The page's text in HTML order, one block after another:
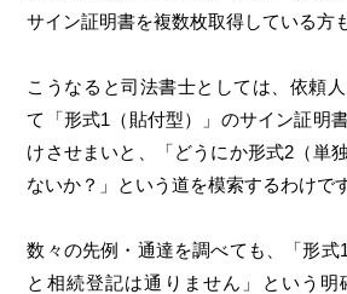
サイン証明書を複数枚取得している方
こうなると司法書士としては、依頼
て「形式1（貼付型）」のサイン証明
けさせまいと、「どうにか形式2（単
ないか？」という道を模索するわけで
数々の先例・通達を調べても、「形式
と相続登記は通りません」という